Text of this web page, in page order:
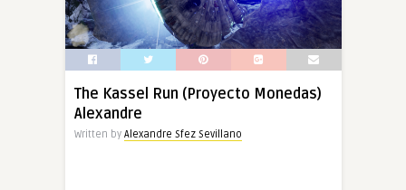
The Kassel Run (Proyecto Monedas)
Alexandre
Written by Alexandre Sfez Sevillano